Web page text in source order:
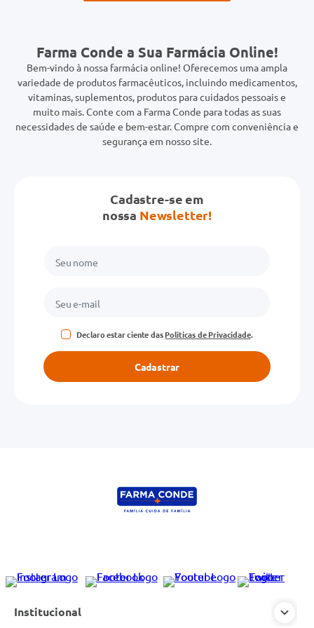
Farma Conde a Sua Farmácia Online!
Bem-vindo à nossa farmácia online! Oferecemos uma ampla
variedade de produtos farmacêuticos, incluindo medicamentos,
vitaminas, suplementos, produtos para cuidados pessoais e
muito mais. Conte com a Farma Conde para todas as suas
necessidades de saúde e bem-estar. Compre com conveniência e
segurança em nosso site.
Cadastre-se em
nossa Newsletter!
Declaro estar ciente dasPolíticas de Privacidade.
Cadastrar
Institucional